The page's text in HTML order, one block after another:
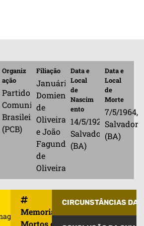
Organiz
ação
Partido
Comunista
Brasileiro
(PCB)
Filiação
Januária
Domiense
de
Oliveira
e João
Fagundes
de
Oliveira
Data e
Local
de
Nascim
ento
14/5/1921,
Salvador
(BA)
Data e
Local
de
Morte
7/5/1964,
Salvador
(BA)
Memorial de
Mortos e
CIRCUNSTÂNCIAS DA